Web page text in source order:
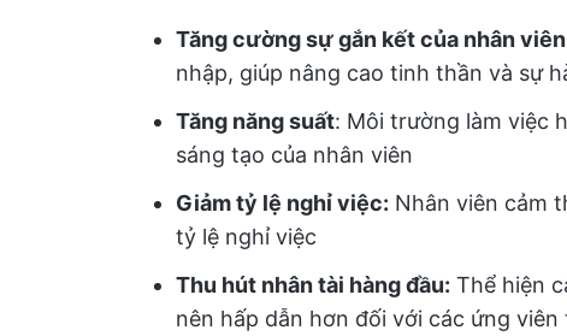
Tăng cường sự gắn kết của nhân
nhập, giúp nâng cao tinh thần và sự
Tăng năng suất: Môi trường làm việc
sáng tạo của nhân viên
Giảm tỷ lệ nghỉ việc: Nhân viên cảm
tỷ lệ nghỉ việc
Thu hút nhân tài hàng đầu: Thể hiện
nên hấp dẫn hơn đối với các ứng viên